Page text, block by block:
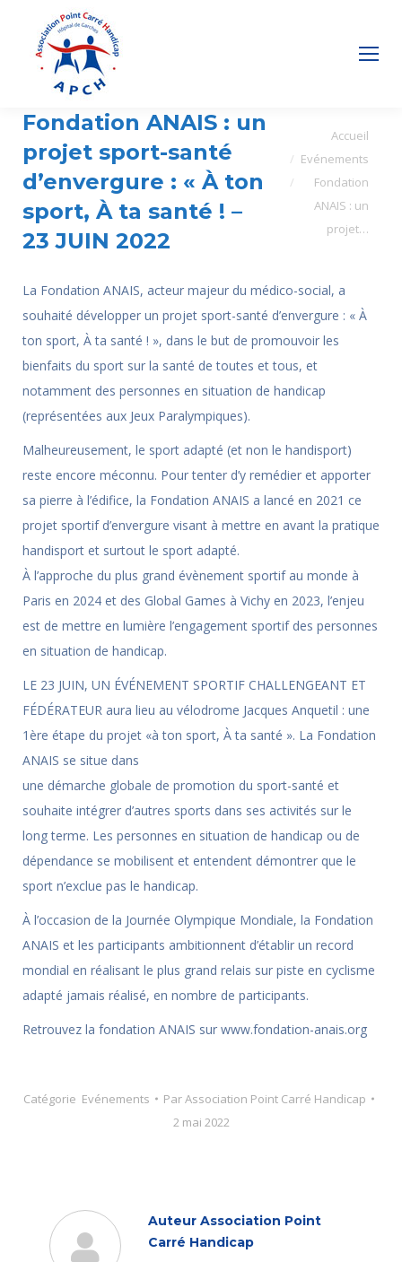
Fondation ANAIS : un
projet sport-santé
d’envergure : « À ton
sport, À ta santé ! –
23 JUIN 2022
Vous êtes ici :Accueil
Evénements
Fondation
ANAIS : un
projet…
La Fondation ANAIS, acteur majeur du médico-social, a
souhaité développer un projet sport-santé d’envergure : « À
ton sport, À ta santé ! », dans le but de promouvoir les
bienfaits du sport sur la santé de toutes et tous, et
notamment des personnes en situation de handicap
(représentées aux Jeux Paralympiques).
Malheureusement, le sport adapté (et non le handisport)
reste encore méconnu. Pour tenter d’y remédier et apporter
sa pierre à l’édifice, la Fondation ANAIS a lancé en 2021 ce
projet sportif d’envergure visant à mettre en avant la pratique
handisport et surtout le sport adapté.
À l’approche du plus grand évènement sportif au monde à
Paris en 2024 et des Global Games à Vichy en 2023, l’enjeu
est de mettre en lumière l’engagement sportif des personnes
en situation de handicap.
LE 23 JUIN, UN ÉVÉNEMENT SPORTIF CHALLENGEANT ET
FÉDÉRATEUR aura lieu au vélodrome Jacques Anquetil : une
1ère étape du projet «à ton sport, À ta santé ». La Fondation
ANAIS se situe dans
une démarche globale de promotion du sport-santé et
souhaite intégrer d’autres sports dans ses activités sur le
long terme. Les personnes en situation de handicap ou de
dépendance se mobilisent et entendent démontrer que le
sport n’exclue pas le handicap.
À l’occasion de la Journée Olympique Mondiale, la Fondation
ANAIS et les participants ambitionnent d’établir un record
mondial en réalisant le plus grand relais sur piste en cyclisme
adapté jamais réalisé, en nombre de participants.
Retrouvez la fondation ANAIS sur www.fondation-anais.org
Catégorie Evénements ParAssociation Point Carré Handicap
2 mai 2022
Auteur Association Point
Carré Handicap